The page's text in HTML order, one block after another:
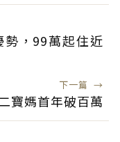
勢，99萬起住近
下一篇 →
寶媽首年破百萬